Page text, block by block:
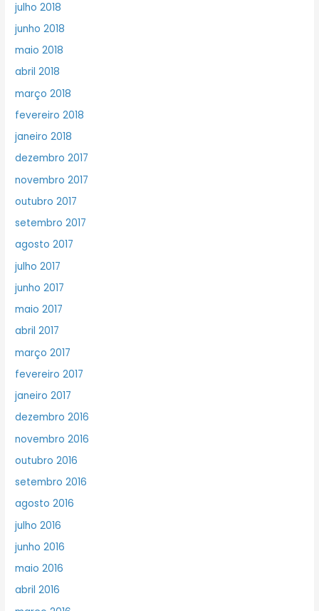
julho 2018
junho 2018
maio 2018
abril 2018
março 2018
fevereiro 2018
janeiro 2018
dezembro 2017
novembro 2017
outubro 2017
setembro 2017
agosto 2017
julho 2017
junho 2017
maio 2017
abril 2017
março 2017
fevereiro 2017
janeiro 2017
dezembro 2016
novembro 2016
outubro 2016
setembro 2016
agosto 2016
julho 2016
junho 2016
maio 2016
abril 2016